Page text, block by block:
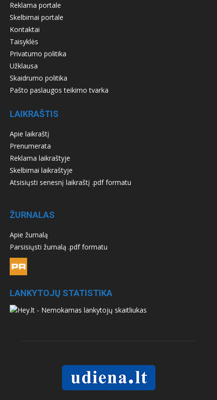
Reklama portale
Skelbimai portale
Kontaktai
Taisyklės
Privatumo politika
Užklausa
Skaidrumo politika
Pašto paslaugos teikimo tvarka
LAIKRAŠTIS
Apie laikraštį
Prenumerata
Reklama laikraštyje
Skelbimai laikraštyje
Atsisiųsti senesnį laikraštį .pdf formatu
ŽURNALAS
Apie žurnalą
Parsisiųsti žurnalą .pdf formatu
LANKYTOJŲ STATISTIKA